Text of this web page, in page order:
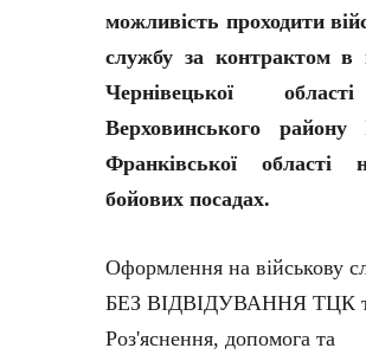
можливість проходити
службу за контрактом в
Чернівецької
Верховинського району
Франківської області
бойових посадах.
Оформлення на військову
БЕЗ ВІДВІДУВАННЯ ТЦК
Роз'яснення, допомога та